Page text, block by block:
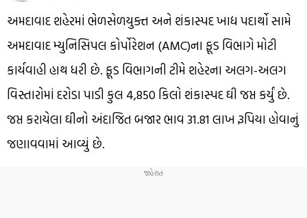
અમદાવાદ શહેરમાં ભેળસેળયુક્ત અને શંકાસ્પદ ખાદ્ય પદાર્થો સામે
અમદાવાદ મ્યુનિસિપલ કોર્પોરેશન (AMC)ના ફૂડ વિભાગે મોટી
કાર્યવાહી હાથ ધરી છે. ફૂડ વિભાગની ટીમે શહેરના અલગ-અલગ
વિસ્તારોમાં દરોડા પાડી કુલ 4,850 કિલો શંકાસ્પદ ઘી જપ્ત કર્યું છે.
જપ્ત કરાયેલા ઘીનો અંદાજિત બજાર ભાવ 31.81 લાખ રૂપિયા હોવાનું
જણાવવામાં આવ્યું છે.